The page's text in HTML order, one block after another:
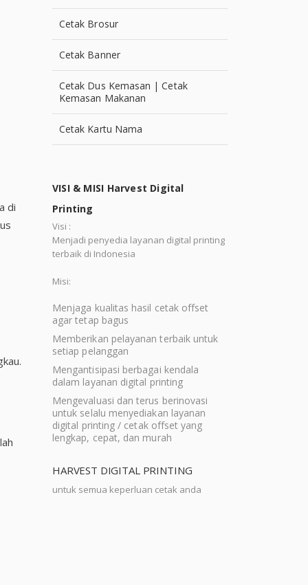
di
Cetak Brosur
Cetak Banner
Cetak Dus Kemasan | Cetak
Kemasan Makanan
Cetak Kartu Nama
VISI & MISI Harvest Digital
Printing
Visi :
Menjadi penyedia layanan digital printing
terbaik di Indonesia
Misi:
Menjaga kualitas hasil cetak offset
agar tetap bagus
Memberikan pelayanan terbaik untuk
setiap pelanggan
Mengantisipasi berbagai kendala
dalam layanan digital printing
Mengevaluasi dan terus berinovasi
untuk selalu menyediakan layanan
digital printing / cetak offset yang
lengkap, cepat, dan murah
HARVEST DIGITAL PRINTING
untuk semua keperluan cetak anda